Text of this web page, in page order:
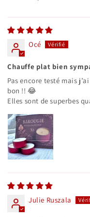
Océ
Chauffe plat bien
Pas encore testé mais
bon !! 😂
Elles sont de superbes
Julie Ruszala